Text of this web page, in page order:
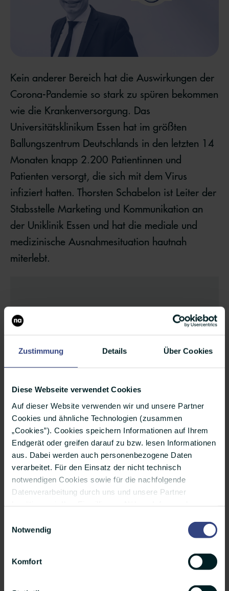
Zustimmung Details Über Cookies
Diese Webseite verwendet Cookies
Auf dieser Website verwenden wir und unsere Partner
Cookies und ähnliche Technologien (zusammen
„Cookies”). Cookies speichern Informationen auf Ihrem
Endgerät oder greifen darauf zu bzw. lesen Informationen
aus. Dabei werden auch personenbezogene Daten
verarbeitet. Für den Einsatz der nicht technisch
notwendigen Cookies sowie für die nachfolgende
Datenverarbeitung durch uns und unsere Partner
Partnern und einer möglichen Datenübermittlung in
Länder außerhalb der Europäischen Union finden Sie
unter „Details”. Ihre Auswahl können Sie jederzeit über
das kleine Icon unten auf der Website widerrufen oder
Notwendig
Komfort
Kein anderer Bereich hat die Auswirkungen der
Corona-Pandemie so stark zu spüren bekommen
wie die Krankenversorgung. Das
Universitätsklinikum Essen hat im größten
Ballungszentrum Deutschlands in den letzten 14
Monaten knapp 2.200 Patientinnen und
Patienten versorgt, die sich mit dem Virus
infiziert hatten. Thorsten Schabelon ist Leiter der
Stabsstelle Marketing und Kommunikation an
der Uniklinik Essen und hat die mediale und
medizinische Ausnahmesituation hautnah
miterlebt.
Thorsten Schabelon im Web:
LinkedIn